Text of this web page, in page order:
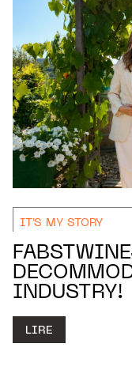
IT'S MY STORY
INDUSTRY!
LIRE